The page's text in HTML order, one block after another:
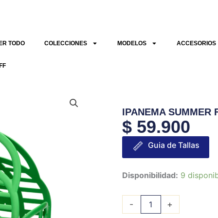
TODO COLECCIONES MODELOS ACCESORIOS
IPANEMA SUMMER
$59.900
Guia de Tallas
Disponibilidad: 9
-
IPANEMA
BAG
+